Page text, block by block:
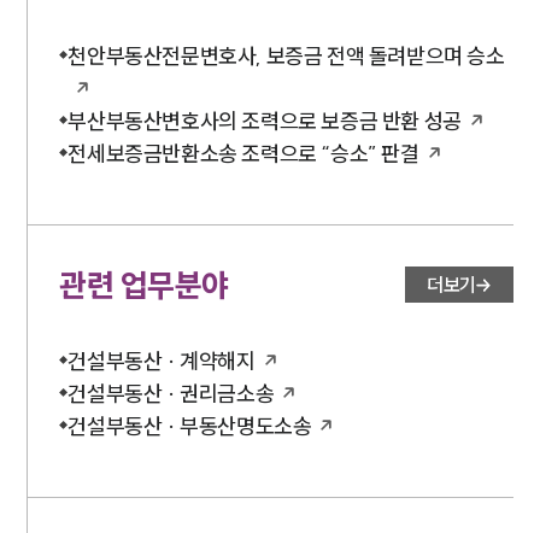
천안부동산전문변호사, 보증금 전액 돌려받으며 승소
부산부동산변호사의 조력으로 보증금 반환 성공
전세보증금반환소송 조력으로 “승소” 판결
관련 업무분야 더보기
건설부동산 · 계약해지
건설부동산 · 권리금소송
건설부동산 · 부동산명도소송